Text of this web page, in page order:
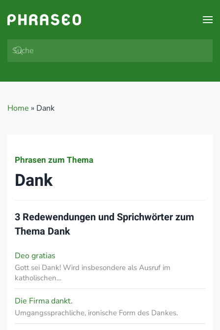
Zum Hauptinhalt springen
Home » Dank
Phrasen zum Thema
Dank
3 Redewendungen und Sprichwörter zum
Thema Dank
Deo gratias
Gott sei Dank! Wird insbesondere als Ausruf im
katholischen…
Die Firma dankt.
Umgangssprachliche, ironische Form des Dankes.